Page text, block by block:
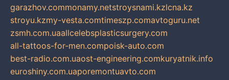
garazhov.commonamy.netstroysnami.kzlcna.kz
stroyu.kzmy-vesta.comtimeszp.comavtoguru.net
zsmh.com.uaallcelebsplasticsurgery.com
all-tattoos-for-men.compoisk-auto.com
best-radio.com.uaost-engineering.comkuryatnik.info
euroshiny.com.uaporemontuavto.com